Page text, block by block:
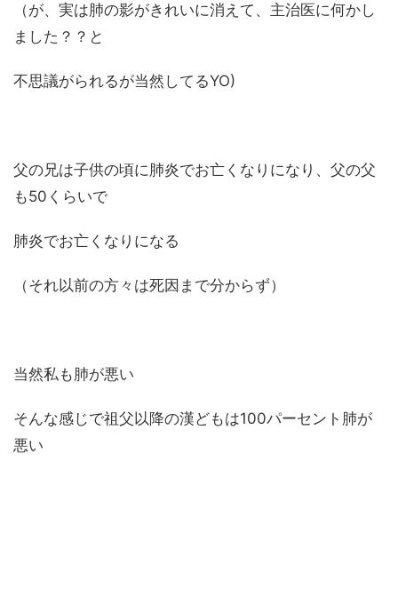
（が、実は肺の影がきれいに消えて、主治医に何かし
ました？？と
不思議がられるが当然してるYO)
父の兄は子供の頃に肺炎でお亡くなりになり、父の父
も50くらいで
肺炎でお亡くなりになる
（それ以前の方々は死因まで分からず）
当然私も肺が悪い
そんな感じで祖父以降の漢どもは100パーセント肺が
悪い